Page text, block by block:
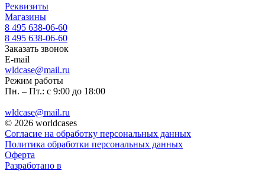
Реквизиты
Магазины
8 495 638-06-60
8 495 638-06-60
Заказать звонок
E-mail
wldcase@mail.ru
Режим работы
Пн. – Пт.: с 9:00 до 18:00
wldcase@mail.ru
© 2026 worldcases
Согласие на обработку персональных данных
Политика обработки персональных данных
Оферта
Разработано в